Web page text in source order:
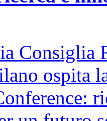
Consiglia